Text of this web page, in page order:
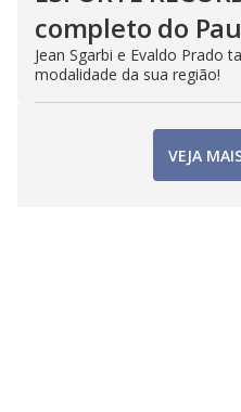
completo do
Jean Sgarbi e Evaldo Prado
modalidade da sua região!
VEJA